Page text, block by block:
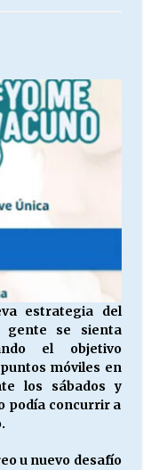
CLIMA
de Maipu.
DESPIDOS
estrategia del
gente se sienta
el objetivo
móviles en
los sábados y
podía concurrir a
u nuevo desafío